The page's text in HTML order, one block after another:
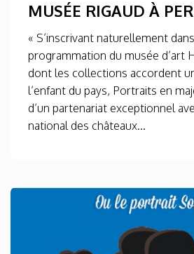
MUSÉE RIGAUD À
« S’inscrivant naturellement
programmation du musée d’art
dont les collections accordent
l’enfant du pays, Portraits en
d’un partenariat exceptionnel
national des châteaux...